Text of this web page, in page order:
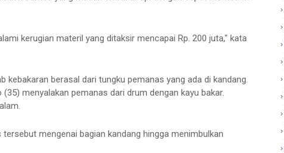
kerugian materil yang ditaksir mencapai Rp. 200 juta," kata
kebakaran berasal dari tungku pemanas yang ada di kandang.
menyalakan pemanas dari drum dengan kayu bakar.
mengenai bagian kandang hingga menimbulkan